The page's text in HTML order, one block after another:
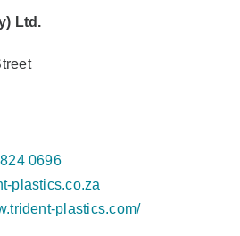
Ltd.
0696
plastics.co.za
plastics.com/